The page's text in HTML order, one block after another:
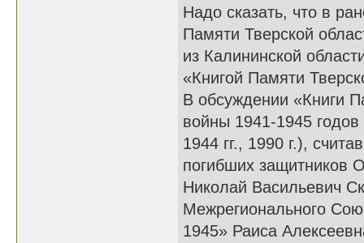
Надо сказать, что в
Памяти Тверской
из Калининской
«Книгой Памяти
В обсуждении «Книги
войны 1941-1945
1944 гг., 1990 г.),
погибших защитников
Николай Васильевич
Межрегионального
1945» Раиса